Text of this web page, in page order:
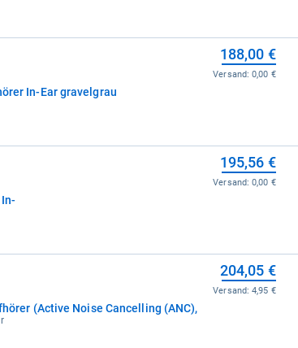
In-Ear gravelgrau
188,00 €
Versand:0,00 €
195,56 €
Versand:0,00 €
(Active Noise Cancelling (ANC),
204,05 €
Versand:4,95 €